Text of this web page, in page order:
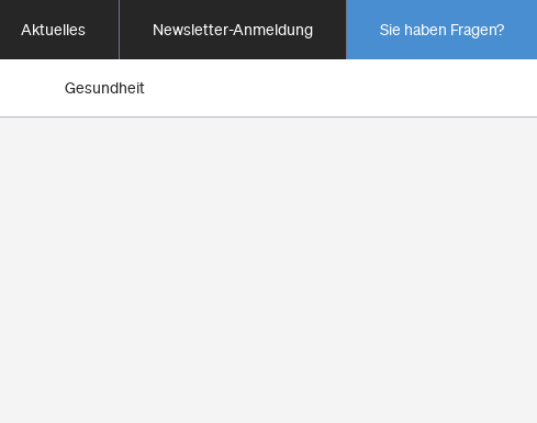
Aktuelles Newsletter-Anmeldung Sie haben Fragen?
Gesundheit